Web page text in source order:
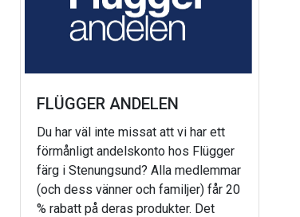
FLÜGGER ANDELEN
Du har väl inte missat att vi har ett
förmånligt andelskonto hos Flügger
färg i Stenungsund? Alla medlemmar
(och dess vänner och familjer) får 20
% rabatt på deras produkter. Det